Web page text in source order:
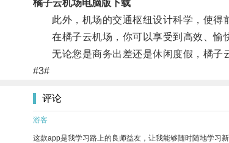
橘子云机场电脑版下载
此外，机场的交通枢纽设计科学，使得
在橘子云机场，你可以享受到高效、愉快
无论您是商务出差还是休闲度假，橘子
#3#
评论
游客
这款app是我学习路上的良师益友，让我能够随时随地学习新